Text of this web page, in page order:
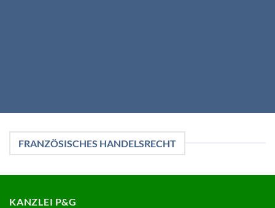
FRANZÖSISCHES HANDELSRECHT
KANZLEI P&G